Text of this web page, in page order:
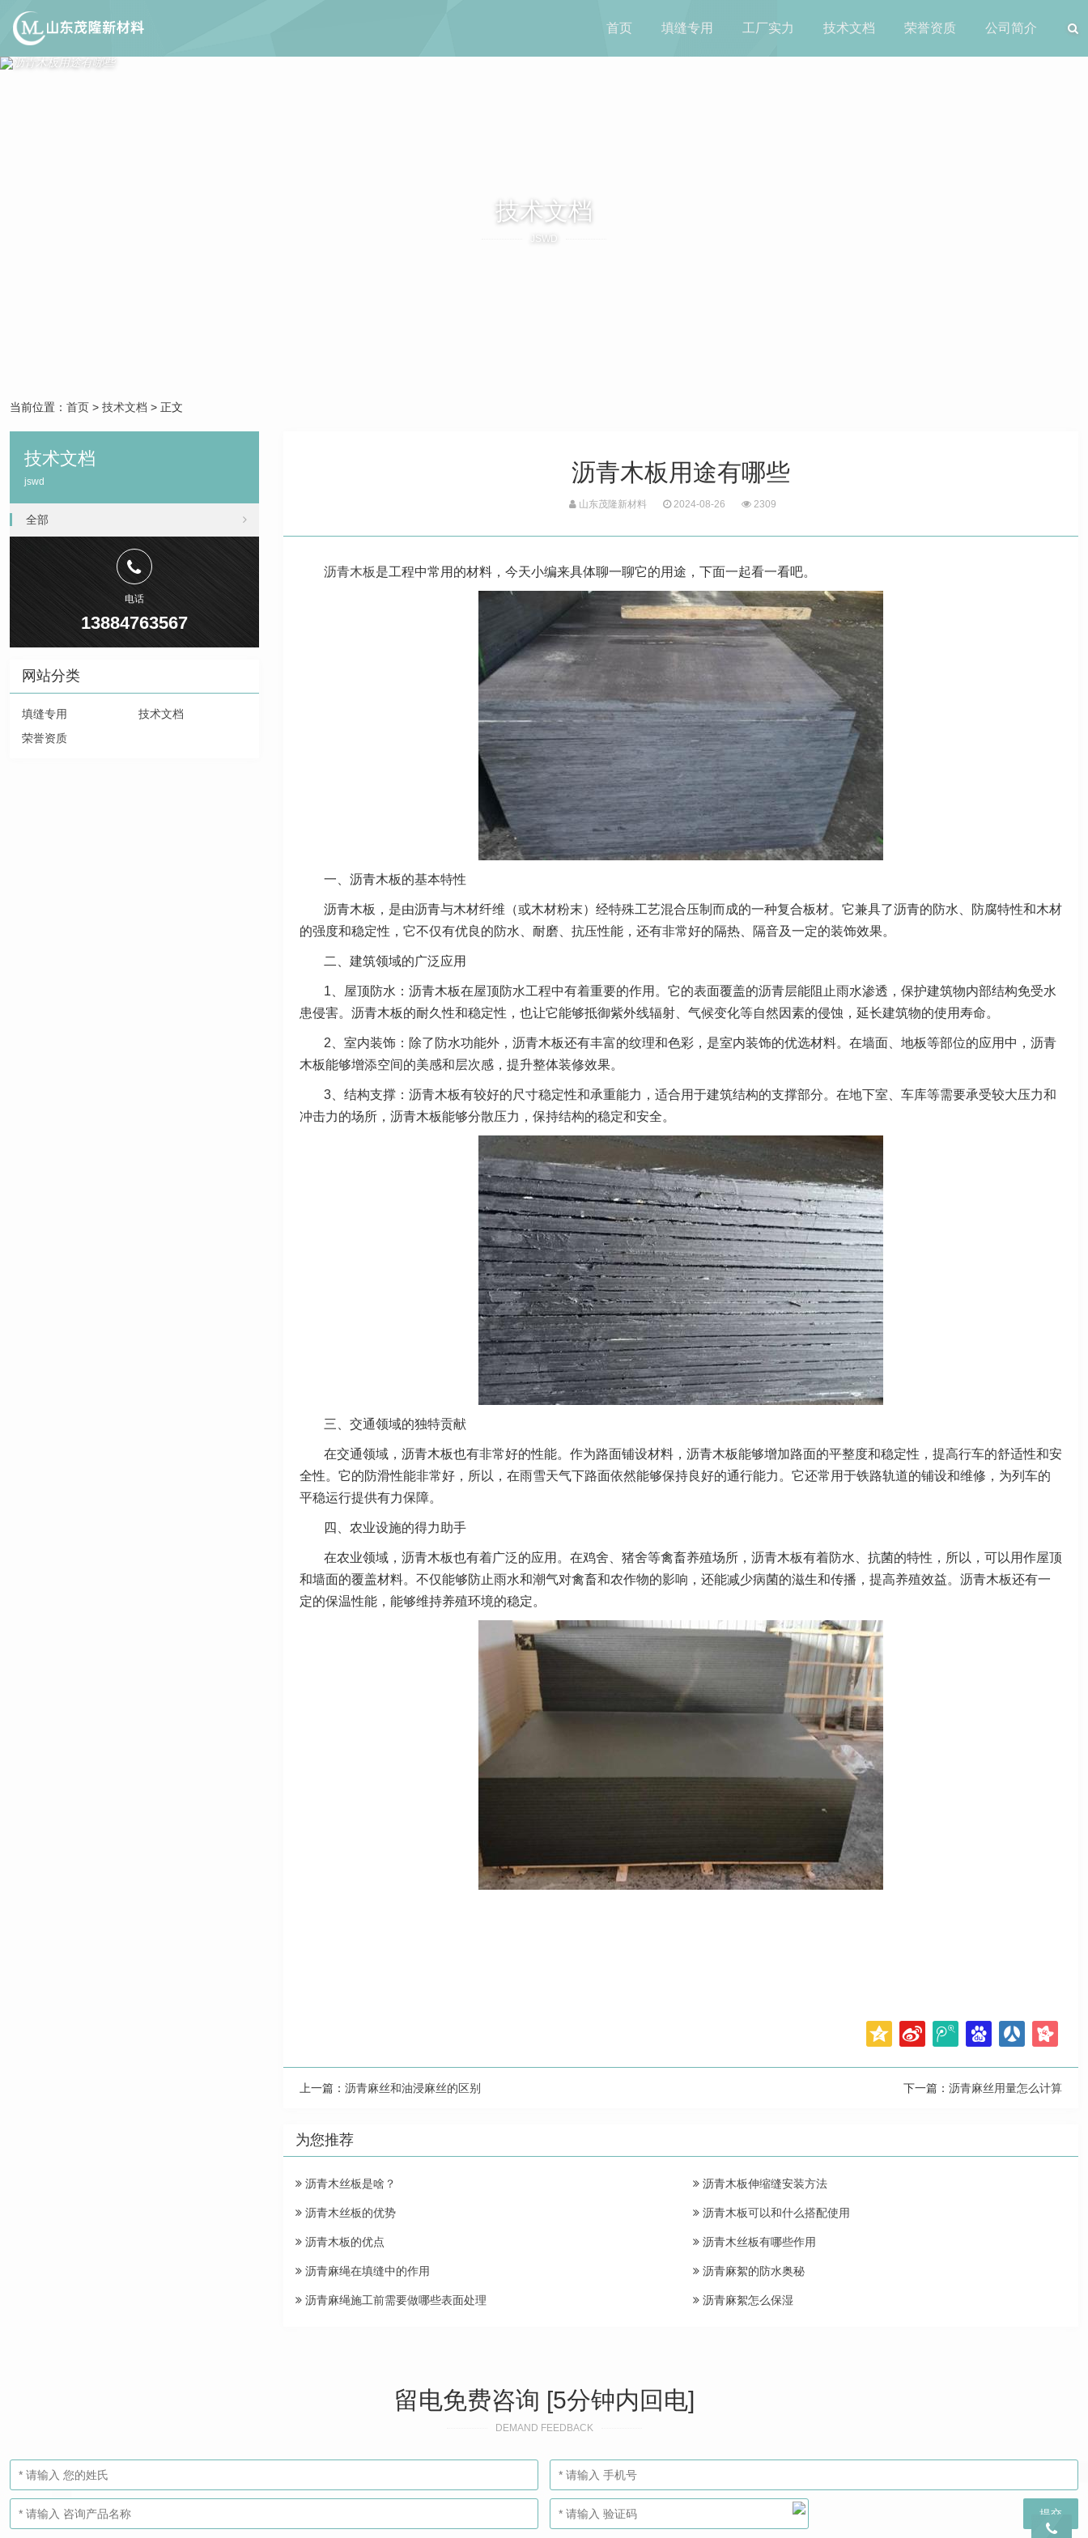
首页 填缝专用 工厂实力 技术文档 荣誉资质 公司简介
技术文档
JSWD
当前位置： 首页 > 技术文档 > 正文
沥青木板用途有哪些
山东茂隆新材料 2024-08-26 2309
沥青木板是工程中常用的材料，今天小编来具体聊一聊它的用途，下面一起看一看吧。
一、沥青木板的基本特性
沥青木板，是由沥青与木材纤维（或木材粉末）经特殊工艺混合压制而成的一种复合板材。它兼具了沥青的防水、防腐特性和木材
的强度和稳定性，它不仅有优良的防水、耐磨、抗压性能，还有非常好的隔热、隔音及一定的装饰效果。
二、建筑领域的广泛应用
1、屋顶防水：沥青木板在屋顶防水工程中有着重要的作用。它的表面覆盖的沥青层能阻止雨水渗透，保护建筑物内部结构免受水
患侵害。沥青木板的耐久性和稳定性，也让它能够抵御紫外线辐射、气候变化等自然因素的侵蚀，延长建筑物的使用寿命。
2、室内装饰：除了防水功能外，沥青木板还有丰富的纹理和色彩，是室内装饰的优选材料。在墙面、地板等部位的应用中，沥青
木板能够增添空间的美感和层次感，提升整体装修效果。
3、结构支撑：沥青木板有较好的尺寸稳定性和承重能力，适合用于建筑结构的支撑部分。在地下室、车库等需要承受较大压力和
冲击力的场所，沥青木板能够分散压力，保持结构的稳定和安全。
三、交通领域的独特贡献
在交通领域，沥青木板也有非常好的性能。作为路面铺设材料，沥青木板能够增加路面的平整度和稳定性，提高行车的舒适性和安
全性。它的防滑性能非常好，所以，在雨雪天气下路面依然能够保持良好的通行能力。它还常用于铁路轨道的铺设和维修，为列车的
平稳运行提供有力保障。
四、农业设施的得力助手
在农业领域，沥青木板也有着广泛的应用。在鸡舍、猪舍等禽畜养殖场所，沥青木板有着防水、抗菌的特性，所以，可以用作屋顶
和墙面的覆盖材料。不仅能够防止雨水和潮气对禽畜和农作物的影响，还能减少病菌的滋生和传播，提高养殖效益。沥青木板还有一
定的保温性能，能够维持养殖环境的稳定。
上一篇： 沥青麻丝和油浸麻丝的区别 下一篇： 沥青麻丝用量怎么计算
为您推荐
沥青木丝板是啥？ 沥青木板伸缩缝安装方法
沥青木丝板的优势 沥青木板可以和什么搭配使用
沥青木板的优点 沥青木丝板有哪些作用
沥青麻绳在填缝中的作用 沥青麻絮的防水奥秘
沥青麻绳施工前需要做哪些表面处理 沥青麻絮怎么保湿
技术文档
jswd
全部
电话
13884763567
网站分类
填缝专用
技术文档
荣誉资质
留电免费咨询 [5分钟内回电]
DEMAND FEEDBACK